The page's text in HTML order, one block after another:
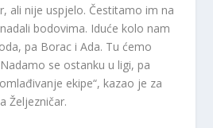
ali nije uspjelo. Čestitamo im na
bodovima. Iduće kolo nam
pa Borac i Ada. Tu ćemo
se ostanku u ligi, pa
ekipe“, kazao je za
Željezničar.